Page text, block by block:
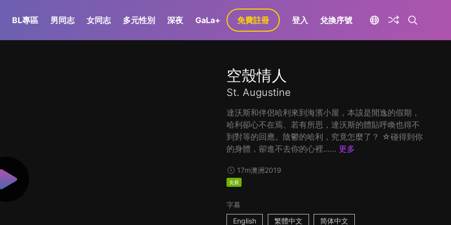
BL專區 男同志 女同志 多元性別 深夜 GaLa+ 免費註冊 登入 兌換序號
空殼情人
St. Augustine
達沃斯和伴侶哈利來到海濱小屋，本該是閒逸的假期，
哈利卻心不在焉、若有所思，達沃斯的體貼呼喚也得不
到對等的回應。陰鬱的哈利，究竟怎麼了？ ☆碰得到你
的身體，卻進不去你的心裡…… 更多
17m澳洲2019
免費
字幕
English
繁體中文 简体中文